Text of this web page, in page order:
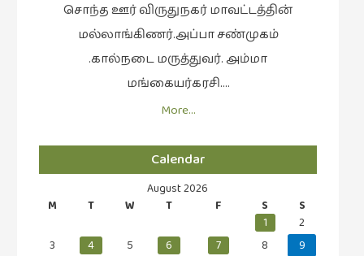
சொந்த ஊர் விருதுநகர் மாவட்டத்தின்
மல்லாங்கிணர்.அப்பா சண்முகம்
.கால்நடை மருத்துவர். அம்மா
மங்கையர்கரசி….
More…
Calendar
August 2026
M
T W T F S
S
1
2
3
4 5 6 7 8
9